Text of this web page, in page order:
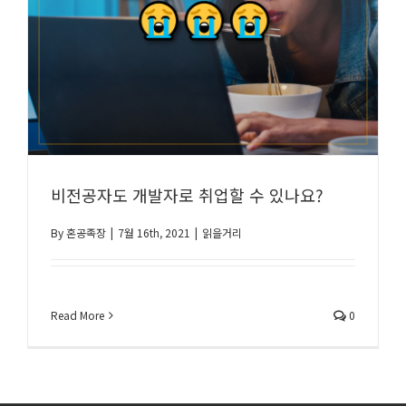
비전공자도 개발자로 취업할 수 있나요?
By혼공족장 | 7월 16th, 2021 | 읽을거리
Read More 0